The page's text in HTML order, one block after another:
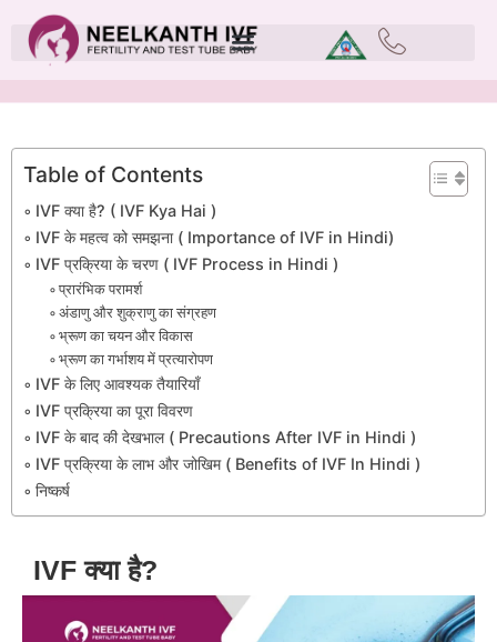
Table of Contents
IVF क्या है? ( IVF Kya Hai )
IVF के महत्व को समझना ( Importance of IVF in Hindi)
IVF प्रक्रिया के चरण ( IVF Process in Hindi )
प्रारंभिक परामर्श
अंडाणु और शुक्राणु का संग्रहण
भ्रूण का चयन और विकास
भ्रूण का गर्भाशय में प्रत्यारोपण
IVF के लिए आवश्यक तैयारियाँ
IVF प्रक्रिया का पूरा विवरण
IVF के बाद की देखभाल ( Precautions After IVF in Hindi )
IVF प्रक्रिया के लाभ और जोखिम ( Benefits of IVF In Hindi )
निष्कर्ष
IVF क्या है?